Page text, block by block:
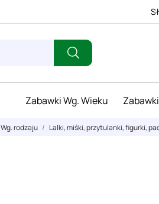
Zabawki Wg. Wieku
Wg. rodzaju Lalki, miśki, przytulanki, figurki,